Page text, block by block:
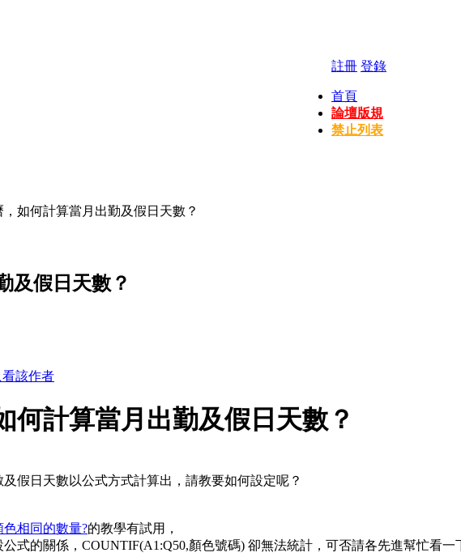
註冊 登錄
首頁
論壇版規
禁止列表
，如何計算當月出勤及假日天數？
及假日天數？
看該作者
何計算當月出勤及假日天數？
日天數以公式方式計算出，請教要如何設定呢？
相同的數量?的教學有試用，
式的關係，COUNTIF(A1:Q50,顏色號碼) 卻無法統計，可否請各先進幫忙看一